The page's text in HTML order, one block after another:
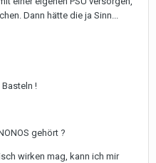
Dann hätte die ja Sinn...
!
gehört ?
wirken mag, kann ich mir